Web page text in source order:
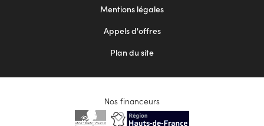
Mentions légales
Appels d'offres
Plan du site
Nos financeurs